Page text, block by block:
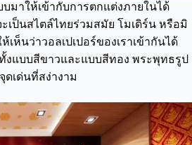
บมาให้เข้ากับการตกแต่งภายในได้
เป็นสไตล์ไทยร่วมสมัย โมเดิร์น หรือมิ
ห็นว่าวอลเปเปอร์ของเราเข้ากันได้
งแบบสีขาวและแบบสีทอง พระพุทธรูป
เด่นที่สง่างาม